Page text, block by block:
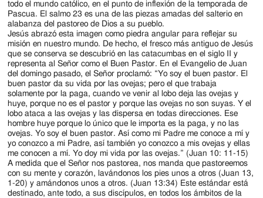
todo el mundo católico, en el punto de inflexión de la temporada de
Pascua. El salmo 23 es una de las piezas amadas del salterio en
alabanza del pastoreo de Dios a su pueblo.
Jesús abrazó esta imagen como piedra angular para reflejar su
misión en nuestro mundo. De hecho, el fresco más antiguo de Jesús
que se conserva se descubrió en las catacumbas en el siglo II y
representa al Señor como el Buen Pastor. En el Evangelio de Juan
del domingo pasado, el Señor proclamó: “Yo soy el buen pastor. El
buen pastor da su vida por las ovejas; pero el que trabaja
solamente por la paga, cuando ve venir al lobo deja las ovejas y
huye, porque no es el pastor y porque las ovejas no son suyas. Y el
lobo ataca a las ovejas y las dispersa en todas direcciones. Ese
hombre huye porque lo único que le importa es la paga, y no las
ovejas. Yo soy el buen pastor. Así como mi Padre me conoce a mí y
yo conozco a mi Padre, así también yo conozco a mis ovejas y ellas
me conocen a mí. Yo doy mi vida por las ovejas.” (Juan 10: 11-15)
A medida que el Señor nos pastorea, nos manda que pastoreemos
con su mente y corazón, lavándonos los pies unos a otros (Juan 13,
1-20) y amándonos unos a otros. (Juan 13:34) Este estándar está
destinado, ante todo, a sus discípulos, en todos los ámbitos de la